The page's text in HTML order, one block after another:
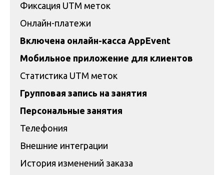
Фиксация UTM меток
Онлайн-платежи
Включена онлайн-касса AppEvent
Мобильное приложение для клиентов
Статистика UTM меток
Групповая запись на занятия
Персональные занятия
Телефония
Внешние интеграции
История изменений заказа